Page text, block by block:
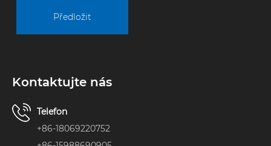
Předložit
Kontaktujte nás
Telefon
+86-18069220752